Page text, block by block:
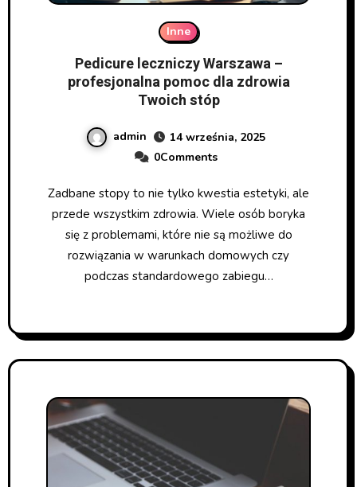
Inne
Pedicure leczniczy Warszawa –
profesjonalna pomoc dla zdrowia
Twoich stóp
admin
14 września, 2025
0Comments
Zadbane stopy to nie tylko kwestia estetyki, ale
przede wszystkim zdrowia. Wiele osób boryka
się z problemami, które nie są możliwe do
rozwiązania w warunkach domowych czy
podczas standardowego zabiegu…